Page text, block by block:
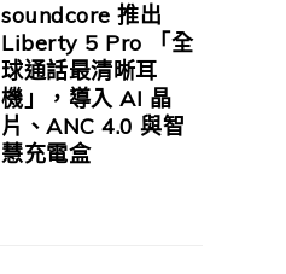
soundcore 推出
Liberty 5 Pro 「全
球通話最清晰耳
機」，導入 AI 晶
片、ANC 4.0 與智
慧充電盒